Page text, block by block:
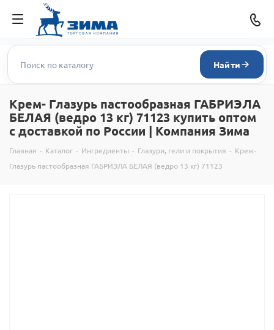
Найти
Крем- Глазурь пастообразная ГАБРИЭЛА
БЕЛАЯ (ведро 13 кг) 71123 купить оптом
с доставкой по России | Компания Зима
Главная - Каталог - Ингредиенты - Глазури, гели и покрытия - Крем-
Глазурь пастообразная ГАБРИЭЛА БЕЛАЯ (ведро 13 кг) 71123